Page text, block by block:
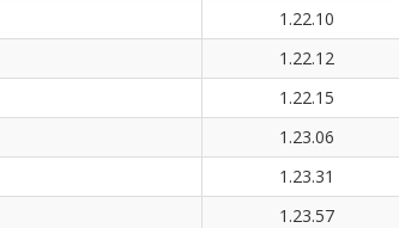
1.22.10
1.22.12
1.22.15
1.23.06
1.23.31
1.23.57